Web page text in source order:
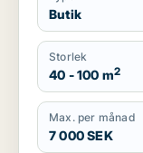
Butik
Storlek
40 - 100 m2
Max. per månad
7 000 SEK